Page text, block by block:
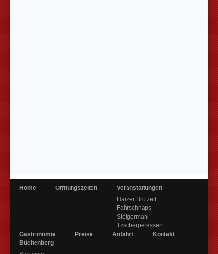
Home Öffnungszeiten
Veranstaltungen
Harzer Brotzeit
Fahrschnaps
Steigermahl
Tzscherperessen
Gastronomie
Preise Anfahrt
Kontakt
Büchenberg